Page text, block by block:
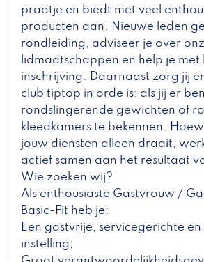
praatje en biedt met veel
producten aan. Nieuwe leden
rondleiding, adviseer je over
lidmaatschappen en help je met
inschrijving. Daarnaast zorg jij
club tiptop in orde is: als jij er
rondslingerende gewichten of
kleedkamers te bekennen.
jouw diensten alleen draait,
actief samen aan het resultaat
Wie zoeken wij?
Als enthousiaste Gastvrouw /
Basic-Fit heb je:
Een gastvrije, servicegerichte
instelling;